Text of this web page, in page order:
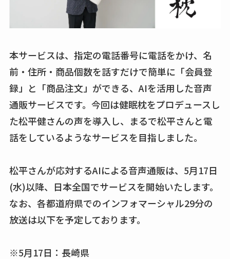
本サービスは、指定の電話番号に電話をかけ、名
前・住所・商品個数を話すだけで簡単に「会員登
録」と「商品注文」ができる、AIを活用した音声
通販サービスです。今回は健眠枕をプロデュースし
た松平健さんの声を導入し、まるで松平さんと電
話をしているようなサービスを目指しました。
松平さんが応対するAIによる音声通販は、5月17日
(水)以降、日本全国でサービスを開始いたします。
なお、各都道府県でのインフォマーシャル29分の
放送は以下を予定しております。
※5月17日：長崎県